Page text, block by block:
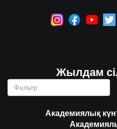
Жылдам
Академиялық